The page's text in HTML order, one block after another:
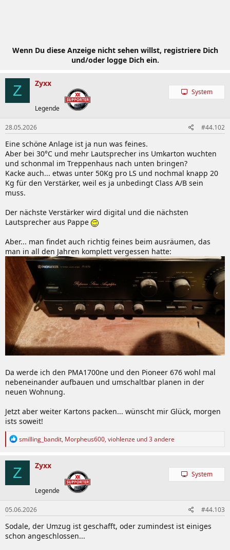
Wenn Du diese Anzeige nicht sehen willst, registriere Dich
und/oder logge Dich ein.
Z Zyxx
Legende
System
28.05.2026 #44.102
Eine schöne Anlage ist ja nun was feines.
Aber bei 30°C und mehr Lautsprecher ins Umkarton wuchten
und schonmal im Treppenhaus nach unten bringen?
Kacke auch... etwas unter 50Kg pro LS und nochmal knapp 20
Kg für den Verstärker, weil es ja unbedingt Class A/B sein
muss.
Der nächste Verstärker wird digital und die nächsten
Lautsprecher aus Pappe
Aber... man findet auch richtig feines beim ausräumen, das
man in all den Jahren komplett vergessen hatte:
Da werde ich den PMA1700ne und den Pioneer 676 wohl mal
nebeneinander aufbauen und umschaltbar planen in der
neuen Wohnung.
Jetzt aber weiter Kartons packen... wünscht mir Glück, morgen
ists soweit!
R
k
t
i
o
n
smilling_bandit, Morpheus600, viohlenze und 3 andere
Z Zyxx
Legende
System
05.06.2026 #44.103
Sodale, der Umzug ist geschafft, oder zumindest ist einiges
schon angeschlossen...